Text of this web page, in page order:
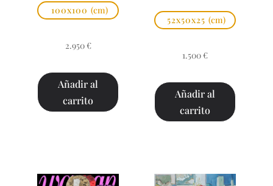
100x100 (cm)
2.950 €
Añadir al
carrito
52x50x25 (cm)
1.500 €
Añadir al
carrito